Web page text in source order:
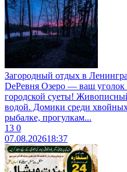
Загородный отдых в
DeРевня Озеро — ваш уголок
городской суеты! Живописный
водой. Домики среди
рыбалке, прогулкам...
13 0
07.08.202618:37